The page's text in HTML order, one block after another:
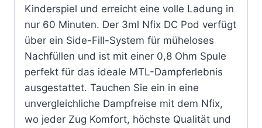
Kinderspiel und erreicht eine volle Ladung in
nur 60 Minuten. Der 3ml Nfix DC Pod verfügt
über ein Side-Fill-System für müheloses
Nachfüllen und ist mit einer 0,8 Ohm Spule
perfekt für das ideale MTL-Dampferlebnis
ausgestattet. Tauchen Sie ein in eine
unvergleichliche Dampfreise mit dem Nfix,
wo jeder Zug Komfort, höchste Qualität und